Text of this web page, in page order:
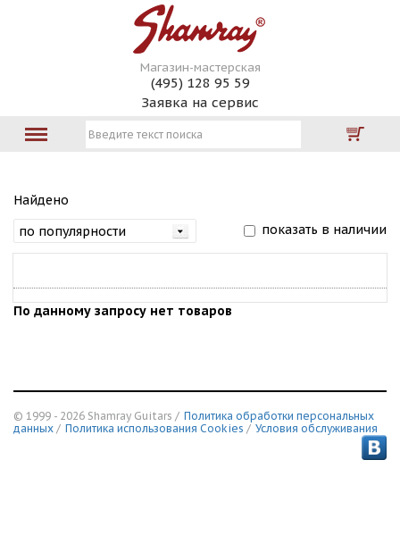
Магазин-мастерская
(495) 128 95 59
Заявка на сервис
Найдено
показать в наличии
По данному запросу нет товаров
© 1999 - 2026 Shamray Guitars / Политика обработки персональных
данных / Политика использования Сookies / Условия обслуживания